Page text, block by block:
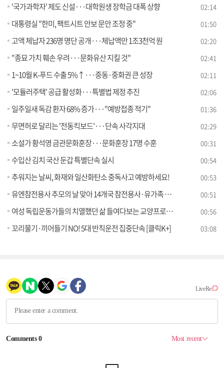
'국가과학자' 제도 신설···대학원생 장학금 대폭 상향 02:14
대통령실 "한미, 팩트시트 안보 문안 조정 중" 01:50
고액 체납자 236명 명단 공개···체납액만 1조3천억 원 02:20
"종묘 가치 훼손 우려···문화유산 지킬 것" 02:41
1~10월 K-푸드 수출 5%↑···중동·중화권 큰 성장 02:11
'모듈러주택' 공급 활성화···특별법 제정 추진 02:06
일주일새 독감 환자 68% 증가···"예방접종 적기" 01:36
무면허로 달리는 '전동킥보드'···단속 사각지대 02:29
소설가 황석영 금관문화훈장···문화훈장 17명 수훈 00:31
수입산 김치 국산 둔갑 특별단속 실시 00:54
추워지는 날씨, 화재와 일산화탄소 중독사고 예방하세요! 00:53
유엔참전용사 추모의 날 맞아 14개국 참전용사·유가족 80명 방한 00:51
여성 독립운동가들의 치열했던 삶 들여다보는 교양프로그램 운영 00:56
꼬리물기·끼어들기 NO! 5대 반칙운전 집중단속 [클릭K+] 03:08